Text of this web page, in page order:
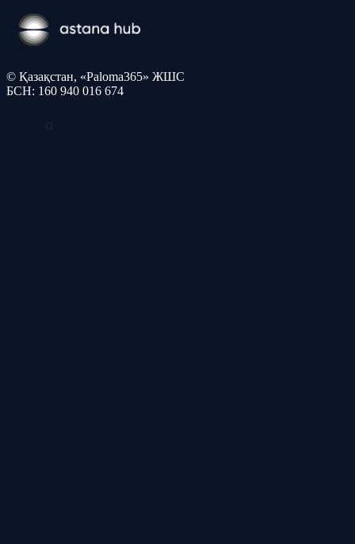
© Қазақстан, «Paloma365» ЖШС
БСН: 160 940 016 674